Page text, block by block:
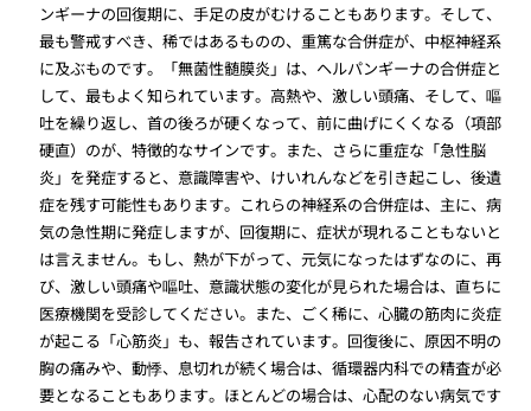
ンギーナの回復期に、手足の皮がむけることもあります。そして、
最も警戒すべき、稀ではあるものの、重篤な合併症が、中枢神経系
に及ぶものです。「無菌性髄膜炎」は、ヘルパンギーナの合併症と
して、最もよく知られています。高熱や、激しい頭痛、そして、嘔
吐を繰り返し、首の後ろが硬くなって、前に曲げにくくなる（項部
硬直）のが、特徴的なサインです。また、さらに重症な「急性脳
炎」を発症すると、意識障害や、けいれんなどを引き起こし、後遺
症を残す可能性もあります。これらの神経系の合併症は、主に、病
気の急性期に発症しますが、回復期に、症状が現れることもないと
は言えません。もし、熱が下がって、元気になったはずなのに、再
び、激しい頭痛や嘔吐、意識状態の変化が見られた場合は、直ちに
医療機関を受診してください。また、ごく稀に、心臓の筋肉に炎症
が起こる「心筋炎」も、報告されています。回復後に、原因不明の
胸の痛みや、動悸、息切れが続く場合は、循環器内科での精査が必
要となることもあります。ほとんどの場合は、心配のない病気です